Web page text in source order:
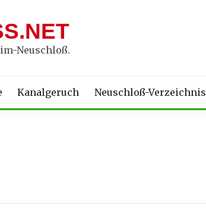
Neuschloß.
Kanalgeruch Neuschloß-Verzeichnis